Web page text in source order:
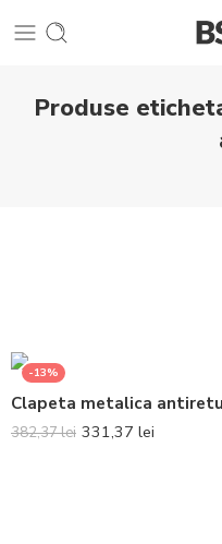
Produse
-13%
Clapeta metalica
382,37lei 331,37 lei